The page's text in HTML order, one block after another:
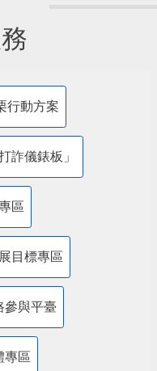
行動方案
詐儀錶板」
區
目標專區
參與平臺
專區